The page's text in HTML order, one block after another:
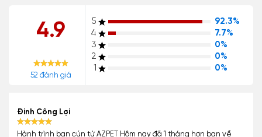
4.9
52 đánh giá
5
92.3%
4
7.7%
3
0%
2
0%
1
0%
Đinh Công Lợi
Hành trình bạn cún từ AZPET Hôm nay đã 1 tháng hơn bạn về